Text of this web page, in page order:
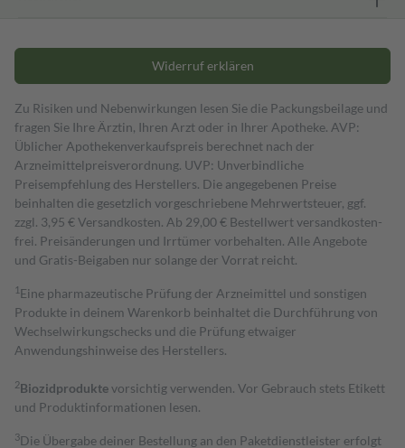
Widerruf erklären
Zu Risiken und Nebenwirkungen lesen Sie die Packungsbeilage und
fragen Sie Ihre Ärztin, Ihren Arzt oder in Ihrer Apotheke. AVP:
Üblicher Apothekenverkaufspreis berechnet nach der
Arzneimittelpreisverordnung. UVP: Unverbindliche
Preisempfehlung des Herstellers. Die angegebenen Preise
beinhalten die gesetzlich vorgeschriebene Mehrwertsteuer, ggf.
zzgl. 3,95 € Versandkosten. Ab 29,00 € Bestell­wert versand­kosten­
frei. Preisänderungen und Irrtümer vorbehalten. Alle Angebote
und Gratis-Beigaben nur solange der Vorrat reicht.
1 Eine pharmazeutische Prüfung der Arzneimittel und sonstigen
Produkte in deinem Warenkorb beinhaltet die Durchführung von
Wechselwirkungschecks und die Prüfung etwaiger
Anwendungshinweise des Herstellers.
2Biozidproduktevorsichtig verwenden. Vor Gebrauch stets Etikett
und Produktinformationen lesen.
3Die Übergabe deiner Bestellung an den Paketdienstleister erfolgt